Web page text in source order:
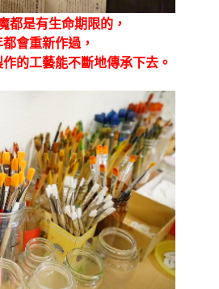
都是有生命期限的，
會重新作過，
的工藝能不斷地傳承下去。